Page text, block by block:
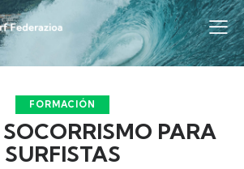
FORMACIÓN
PARA
SURFISTAS